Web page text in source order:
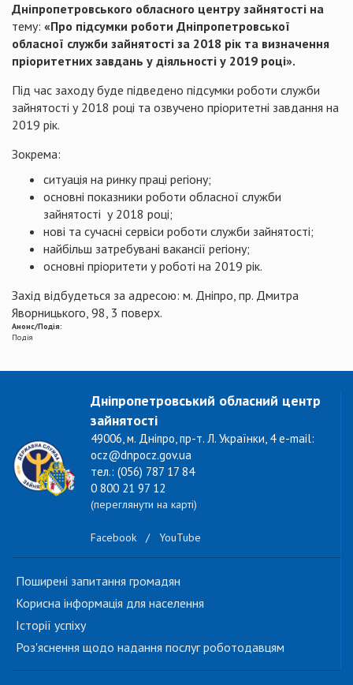
Дніпропетровського обласного центру зайнятості на
тему: «Про підсумки роботи Дніпропетровської
обласної служби зайнятості за 2018 рік та визначення
пріоритетних завдань у діяльності у 2019 році».
Під час заходу буде підведено підсумки роботи служби
зайнятості у 2018 році та озвучено пріоритетні завдання на
2019 рік.
Зокрема:
ситуація на ринку праці регіону;
основні показники роботи обласної служби
зайнятості у 2018 році;
нові та сучасні сервіси роботи служби зайнятості;
найбільш затребувані вакансії регіону;
основні пріоритети у роботі на 2019 рік.
Захід відбудеться за адресою: м. Дніпро, пр. Дмитра
Яворницького, 98, 3 поверх.
Анонс/Подія:
Подія
Дніпропетровський обласний центр
зайнятості
49006, м. Дніпро, пр-т. Л. Українки, 4 e-mail:
ocz@dnpocz.gov.ua
тел.: (056) 787 17 84
0 800 21 97 12
(переглянути на карті)
Facebook / YouTube
Поширені запитання громадян
Корисна інформація для населення
Історії успіху
Роз'яснення щодо надання послуг роботодавцям